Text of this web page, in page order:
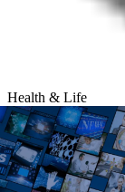
Health & Life